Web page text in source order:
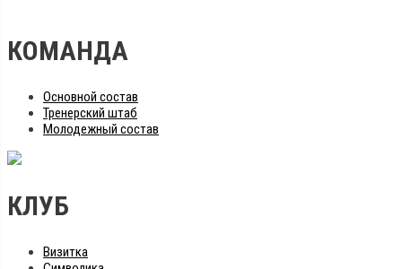
КОМАНДА
Основной состав
Тренерский штаб
Молодежный состав
КЛУБ
Визитка